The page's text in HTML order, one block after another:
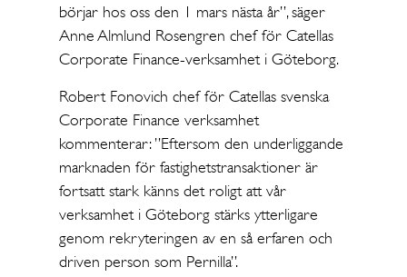
börjar hos oss den 1 mars nästa år”, säger
Anne Almlund Rosengren chef för Catellas
Corporate Finance-verksamhet i Göteborg.
Robert Fonovich chef för Catellas svenska
Corporate Finance verksamhet
kommenterar: ”Eftersom den underliggande
marknaden för fastighetstransaktioner är
fortsatt stark känns det roligt att vår
verksamhet i Göteborg stärks ytterligare
genom rekryteringen av en så erfaren och
driven person som Pernilla”.